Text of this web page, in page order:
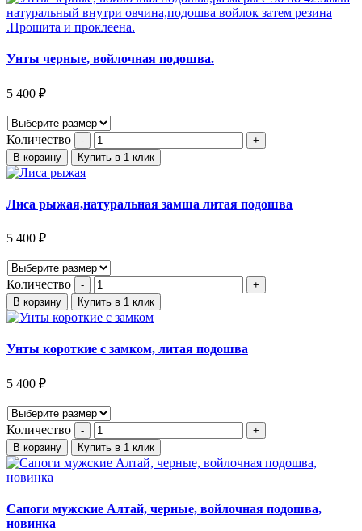
Унты черные, войлочная подошва.
5 400 ₽
Количество
В корзину Купить в 1 клик
Лиса рыжая,натуральная замша литая подошва
5 400 ₽
Количество
В корзину Купить в 1 клик
Унты короткие с замком, литая подошва
5 400 ₽
Количество
В корзину Купить в 1 клик
Сапоги мужские Алтай, черные, войлочная подошва,
новинка